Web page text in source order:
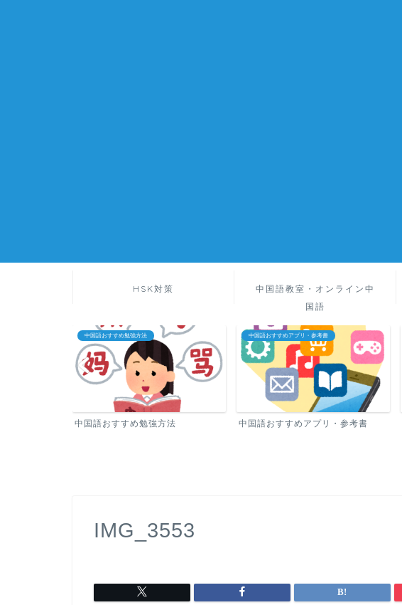
HSK対策
中国語教室・オンライン中
国語
中国語おすすめ勉強方法
中国語おすすめ勉強方法
中国語おすすめアプリ・参考書
中国語おすすめアプリ・参考書
IMG_3553